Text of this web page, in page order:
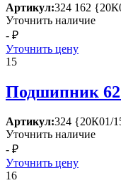
Артикул:324 162
Уточнить наличие
- ₽
Уточнить цену
15
Подшипник
Артикул:324 {20К01/
Уточнить наличие
- ₽
Уточнить цену
16